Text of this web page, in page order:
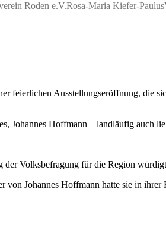
Roden e.V.Rosa-Maria Kiefer-Paulus
feierlichen Ausstellungseröffnung, die
Johannes Hoffmann – landläufig auch
der Volksbefragung für die Region
Johannes Hoffmann hatte sie in